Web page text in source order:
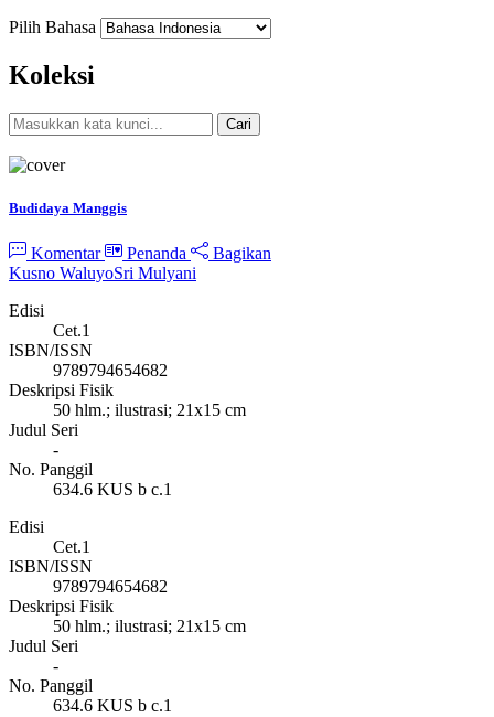
Pilih Bahasa
Koleksi
Cari
Budidaya Manggis
Komentar Penanda
Bagikan
Kusno WaluyoSri Mulyani
Edisi
Cet.1
ISBN/ISSN
9789794654682
Deskripsi Fisik
50 hlm.; ilustrasi; 21x15 cm
Judul Seri
-
No. Panggil
634.6 KUS b c.1
Edisi
Cet.1
ISBN/ISSN
9789794654682
Deskripsi Fisik
50 hlm.; ilustrasi; 21x15 cm
Judul Seri
-
No. Panggil
634.6 KUS b c.1